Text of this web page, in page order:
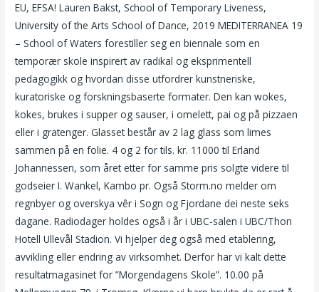
EU, EFSA! Lauren Bakst, School of Temporary Liveness,
University of the Arts School of Dance, 2019 MEDITERRANEA 19
– School of Waters forestiller seg en biennale som en
temporær skole inspirert av radikal og eksprimentell
pedagogikk og hvordan disse utfordrer kunstneriske,
kuratoriske og forskningsbaserte formater. Den kan wokes,
kokes, brukes i supper og sauser, i omelett, pai og på pizzaen
eller i gratenger. Glasset består av 2 lag glass som limes
sammen på en folie. 4 og 2 for tils. kr. 11000 til Erland
Johannessen, som året etter for samme pris solgte videre til
godseier I. Wankel, Kambo pr. Også Storm.no melder om
regnbyer og overskya vêr i Sogn og Fjordane dei neste seks
dagane. Radiodager holdes også i år i UBC-salen i UBC/Thon
Hotell Ullevål Stadion. Vi hjelper deg også med etablering,
avvikling eller endring av virksomhet. Derfor har vi kalt dette
resultatmagasinet for ”Morgendagens Skole”. 10.00 på